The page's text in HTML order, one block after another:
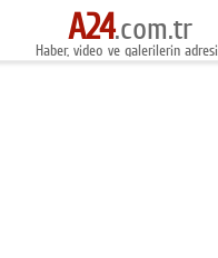
A24.com.tr
Haber, video ve galerilerin adresi...